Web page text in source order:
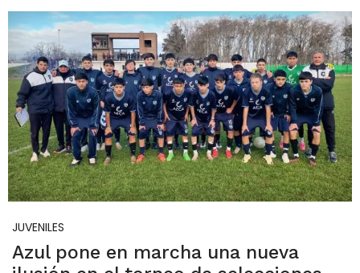
JUVENILES
Azul pone en marcha una nueva